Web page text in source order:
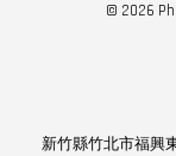
© 2026
新竹縣竹北市福興